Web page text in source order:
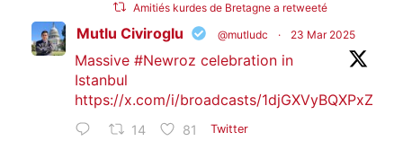
Amitiés kurdes de Bretagne a retweeté
Mutlu Civiroglu @mutludc · 23 Mar 2025
Massive #Newroz celebration in
Istanbul
https://x.com/i/broadcasts/1djGXVyBQXPxZ
14 81 Twitter